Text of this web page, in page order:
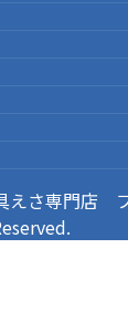
えさ専門店